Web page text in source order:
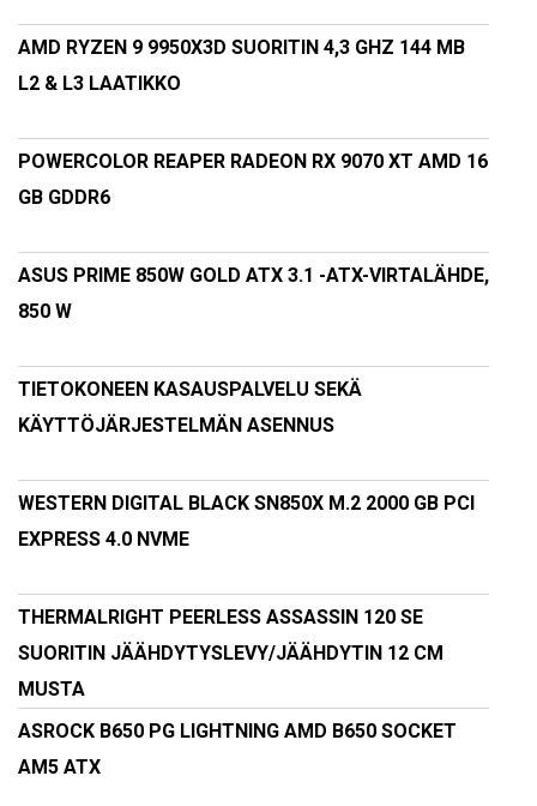
AMD RYZEN 9 9950X3D SUORITIN 4,3 GHZ 144 MB
L2 & L3 LAATIKKO
POWERCOLOR REAPER RADEON RX 9070 XT AMD 16
GB GDDR6
ASUS PRIME 850W GOLD ATX 3.1 -ATX-VIRTALÄHDE,
850 W
TIETOKONEEN KASAUSPALVELU SEKÄ
KÄYTTÖJÄRJESTELMÄN ASENNUS
WESTERN DIGITAL BLACK SN850X M.2 2000 GB PCI
EXPRESS 4.0 NVME
THERMALRIGHT PEERLESS ASSASSIN 120 SE
SUORITIN JÄÄHDYTYSLEVY/JÄÄHDYTIN 12 CM
MUSTA
ASROCK B650 PG LIGHTNING AMD B650 SOCKET
AM5 ATX